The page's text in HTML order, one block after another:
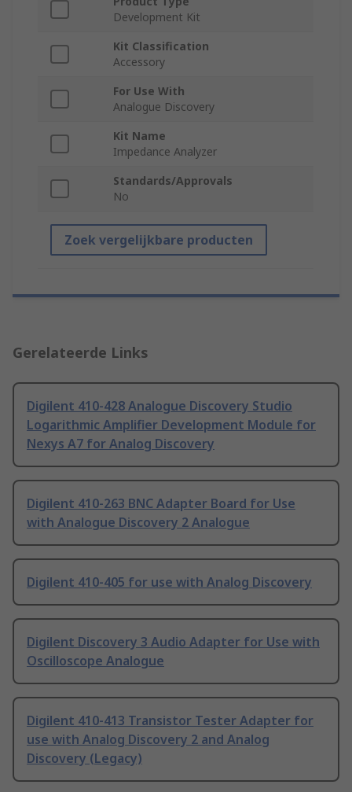
Development Kit
Kit Classification
Accessory
For Use With
Analogue Discovery
Kit Name
Impedance Analyzer
Standards/Approvals
No
Zoek vergelijkbare producten
Gerelateerde Links
Digilent 410-428 Analogue Discovery Studio
Logarithmic Amplifier Development Module for
Nexys A7 for Analog Discovery
Digilent 410-263 BNC Adapter Board for Use
with Analogue Discovery 2 Analogue
Digilent 410-405 for use with Analog Discovery
Digilent Discovery 3 Audio Adapter for Use with
Oscilloscope Analogue
Digilent 410-413 Transistor Tester Adapter for
use with Analog Discovery 2 and Analog
Discovery (Legacy)